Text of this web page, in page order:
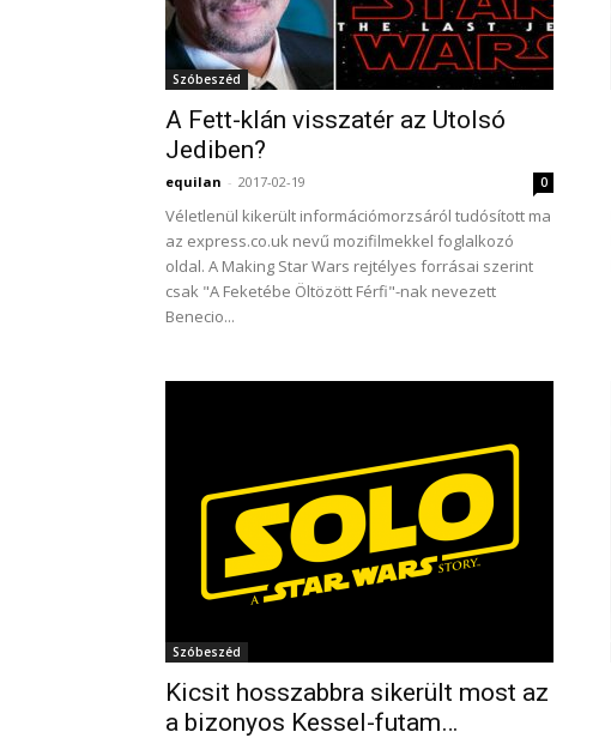
Szóbeszéd
A Fett-klán visszatér az Utolsó
Jediben?
equilan - 2017-02-19 0
Véletlenül kikerült információmorzsáról tudósított ma
az express.co.uk nevű mozifilmekkel foglalkozó
oldal. A Making Star Wars rejtélyes forrásai szerint
csak "A Feketébe Öltözött Férfi"-nak nevezett
Benecio...
Szóbeszéd
Kicsit hosszabbra sikerült most az
a bizonyos Kessel-futam…